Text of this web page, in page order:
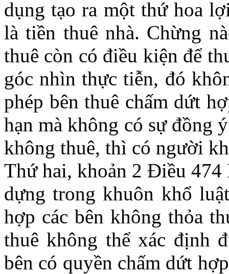
dụng tạo ra một thứ hoa
là tiền thuê nhà. Chừng
thuê còn có điều kiện để
góc nhìn thực tiễn, đó
phép bên thuê chấm dứt
hạn mà không có sự đồng
không thuê, thì có người
Thứ hai, khoản 2 Điều
dựng trong khuôn khổ
hợp các bên không thỏa
thuê không thể xác định
bên có quyền chấm dứt